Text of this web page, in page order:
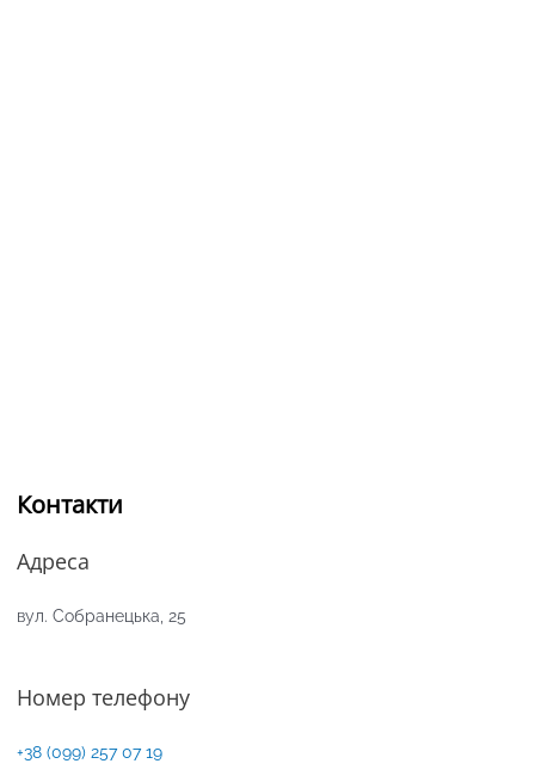
Контакти
Адреса
вул. Собранецька, 25
Номер телефону
+38 (099) 257 07 19